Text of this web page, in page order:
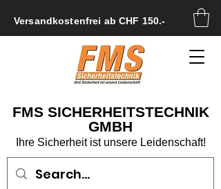
FMS SICHERHEITSTECHNIK
GMBH
Ihre Sicherheit ist unsere Leidenschaft!
Versandkostenfrei ab CHF 150.-